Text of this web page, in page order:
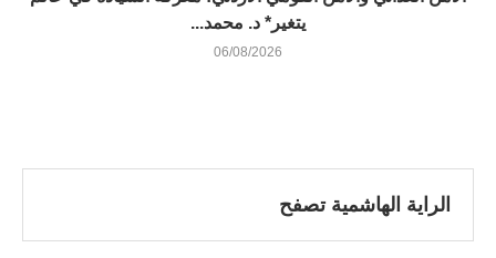
يتغير* د. محمد...
06/08/2026
الراية الهاشمية تصفح